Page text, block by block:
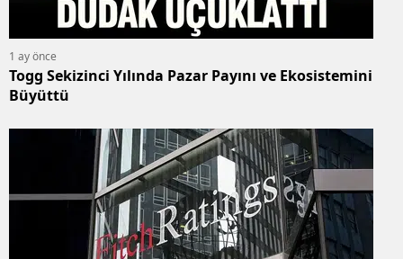
1 ay önce
Togg Sekizinci Yılında Pazar Payını ve Ekosistemini
Büyüttü